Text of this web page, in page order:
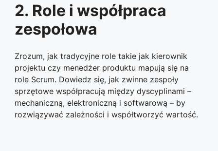
2. Role i współpraca
zespołowa
Zrozum, jak tradycyjne role takie jak kierownik
projektu czy menedżer produktu mapują się na
role Scrum. Dowiedz się, jak zwinne zespoły
sprzętowe współpracują między dyscyplinami –
mechaniczną, elektroniczną i softwarową – by
rozwiązywać zależności i współtworzyć wartość.